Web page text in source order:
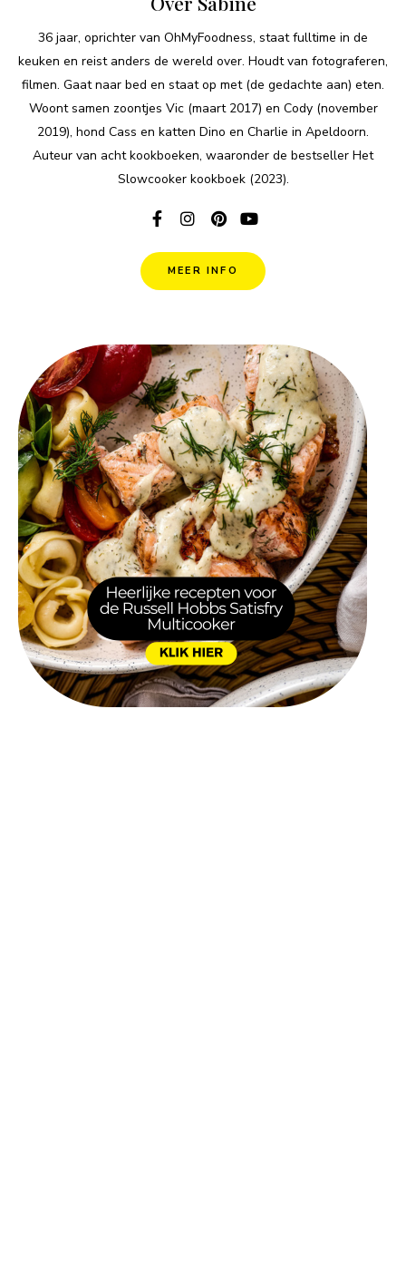
36 jaar, oprichter van OhMyFoodness, staat fulltime in de
keuken en reist anders de wereld over. Houdt van fotograferen,
filmen. Gaat naar bed en staat op met (de gedachte aan) eten.
Woont samen zoontjes Vic (maart 2017) en Cody (november
2019), hond Cass en katten Dino en Charlie in Apeldoorn.
Auteur van acht kookboeken, waaronder de bestseller Het
Slowcooker kookboek (2023).
MEER INFO